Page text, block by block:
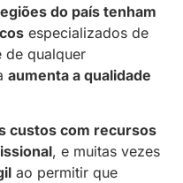
do país tenham
especializados de
de qualquer
aumenta a qualidade
custos com recursos
, e muitas vezes
ao permitir que